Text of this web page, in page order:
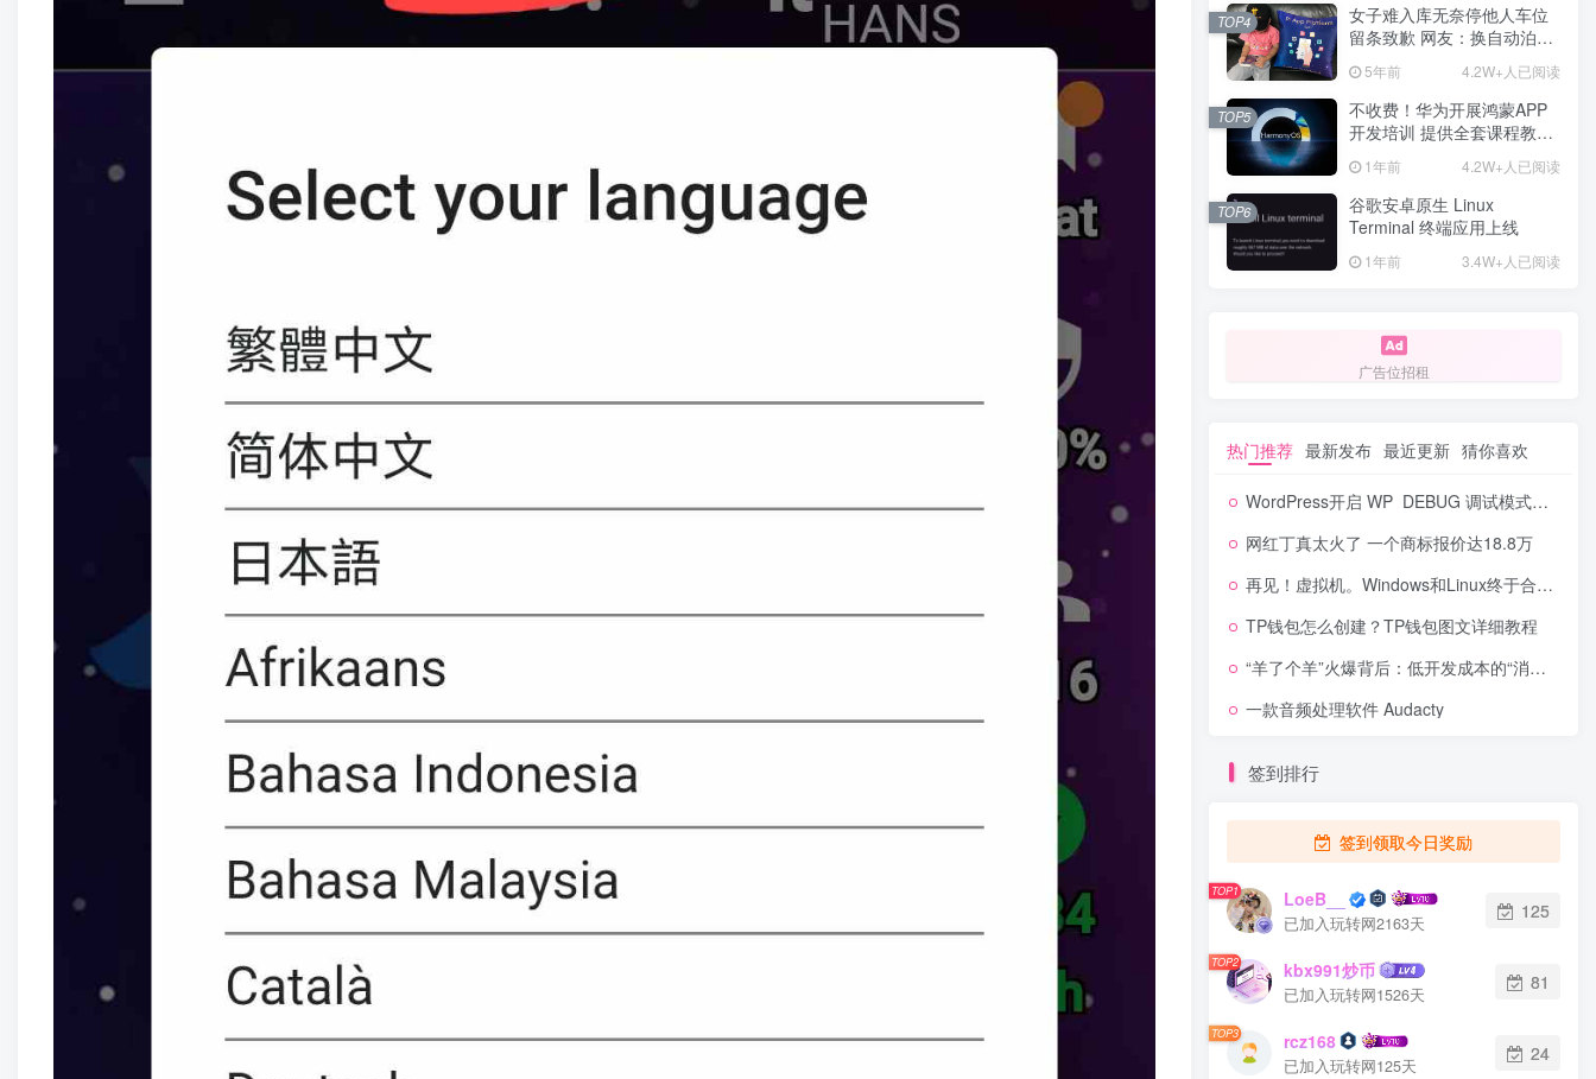
女子难入库无奈停他人车位
留条致歉 网友：换自动泊车
5年前 4.2W+人已阅读
TOP4
不收费！华为开展鸿蒙APP
开发培训 提供全套课程教学
1年前 4.2W+人已阅读
TOP5
谷歌安卓原生 Linux
Terminal 终端应用上线
1年前 3.4W+人已阅读
TOP6
广告位招租
热门推荐 最新发布 最近更新 猜你喜欢
WordPress开启 WP_DEBUG 调试模式的方法
网红丁真太火了 一个商标报价达18.8万
再见！虚拟机。Windows和Linux终于合体了
TP钱包怎么创建？TP钱包图文详细教程
“羊了个羊”火爆背后：低开发成本的“消消乐”究竟有多挣钱
一款音频处理软件 Audacty
签到排行
签到领取今日奖励
TOP1 LoeB__
已加入玩转网2163天
125
TOP2 kbx991炒币
已加入玩转网1526天
81
TOP3 rcz168
已加入玩转网125天
24